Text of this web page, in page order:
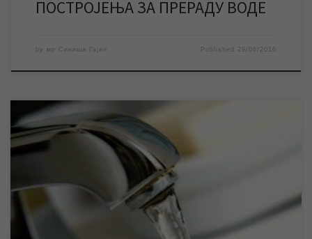
ПОСТРОЈЕЊА ЗА ПРЕРАДУ ВОДЕ
by мр Синиша Гајин Published 29/06/2016
Јутрошњи тежи квар хлоринатора, уређаја који врши
хлорисање воде пре уласка у градску водоводну мрежу, је
успешно отклоњен и кроз водоводну мрежу је већ кренула
хлорисана вода. Уколико корисници, нарочито они који су
најудаљенији од наших изворишта, у наредних неколико
часова приликом употребе воде из водовода осете мирис
воде молимo […]